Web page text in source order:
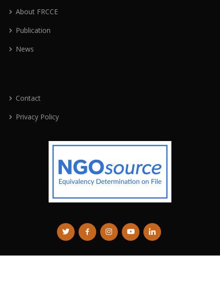
About FRCCE
Publication
News
Contact
Privacy Policy